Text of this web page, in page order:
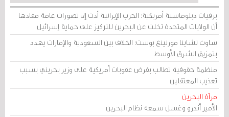
برقيات دبلوماسية أمريكية: الحرب الإيرانية أدت إلى تصورات عامة مفادها
أن الولايات المتحدة تخلت عن البحرين للتركيز على حماية إسرائيل
ساوث تشاينا مورنينغ بوست: الخلاف بين السعودية والإمارات يهدد
بتمزيق الشرق الأوسط
منظمة حقوقية تطالب بفرض عقوبات أمريكية على وزير بحريني بسبب
تعذيب المعتقلين
مرآة البحرين
الأمير أندرو وغسل سمعة نظام البحرين